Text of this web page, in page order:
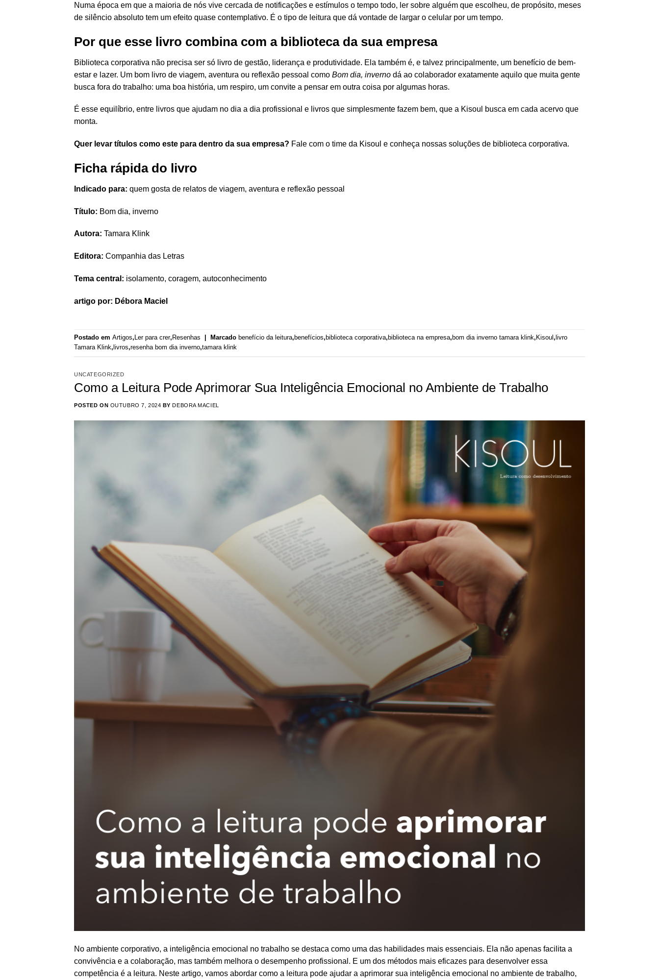
Numa época em que a maioria de nós vive cercada de notificações e estímulos o tempo todo, ler sobre alguém que escolheu, de propósito, meses
de silêncio absoluto tem um efeito quase contemplativo. É o tipo de leitura que dá vontade de largar o celular por um tempo.
Por que esse livro combina com a biblioteca da sua empresa
Biblioteca corporativa não precisa ser só livro de gestão, liderança e produtividade. Ela também é, e talvez principalmente, um benefício de bem-
estar e lazer. Um bom livro de viagem, aventura ou reflexão pessoal comoBom dia, inverno dá ao colaborador exatamente aquilo que muita gente
busca fora do trabalho: uma boa história, um respiro, um convite a pensar em outra coisa por algumas horas.
É esse equilíbrio, entre livros que ajudam no dia a dia profissional e livros que simplesmente fazem bem, que a Kisoul busca em cada acervo que
monta.
Quer levar títulos como este para dentro da sua empresa? Fale com o time da Kisoul e conheça nossas soluções de biblioteca corporativa.
Ficha rápida do livro
Indicado para: quem gosta de relatos de viagem, aventura e reflexão pessoal
Título: Bom dia, inverno
Autora: Tamara Klink
Editora: Companhia das Letras
Tema central: isolamento, coragem, autoconhecimento
artigo por: Débora Maciel
Postado emArtigos, Ler para crer, Resenhas Marcado benefício da leitura, benefícios, biblioteca corporativa, biblioteca na empresa, bom dia inverno tamara klink, Kisoul, livro
Tamara Klink, livros,resenha bom dia inverno,tamara klink
UNCATEGORIZED
Como a Leitura Pode Aprimorar Sua Inteligência Emocional no Ambiente de Trabalho
POSTED ON OUTUBRO 7, 2024 BYDEBORA MACIEL
No ambiente corporativo, a inteligência emocional no trabalho se destaca como uma das habilidades mais essenciais. Ela não apenas facilita a
convivência e a colaboração, mas também melhora o desempenho profissional. E um dos métodos mais eficazes para desenvolver essa
competência é a leitura. Neste artigo, vamos abordar como a leitura pode ajudar a aprimorar sua inteligência emocional no ambiente de trabalho,